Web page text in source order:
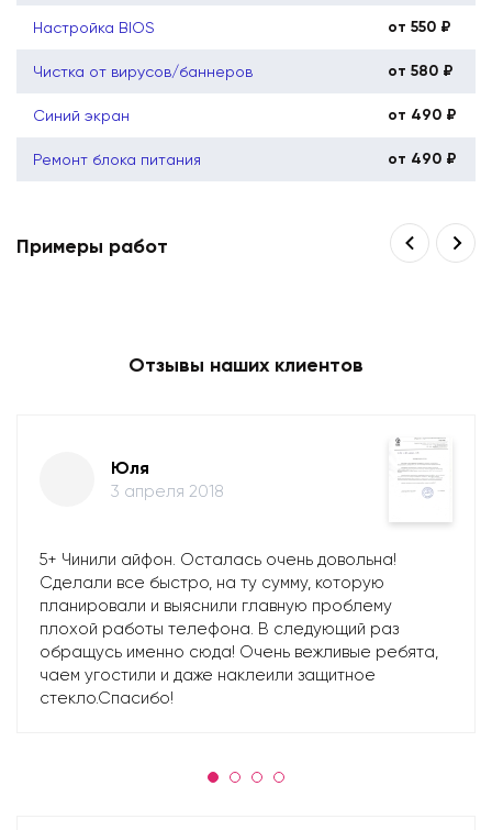
Настройка BIOS от 550 ₽
Чистка от вирусов/баннеров от 580 ₽
Синий экран от 490 ₽
Ремонт блока питания от 490 ₽
Примеры работ
Отзывы наших клиентов
Юля
3 апреля 2018
5+ Чинили айфон. Осталась очень довольна!
Сделали все быстро, на ту сумму, которую
планировали и выяснили главную проблему
плохой работы телефона. В следующий раз
обращусь именно сюда! Очень вежливые ребята,
чаем угостили и даже наклеили защитное
стекло.Спасибо!